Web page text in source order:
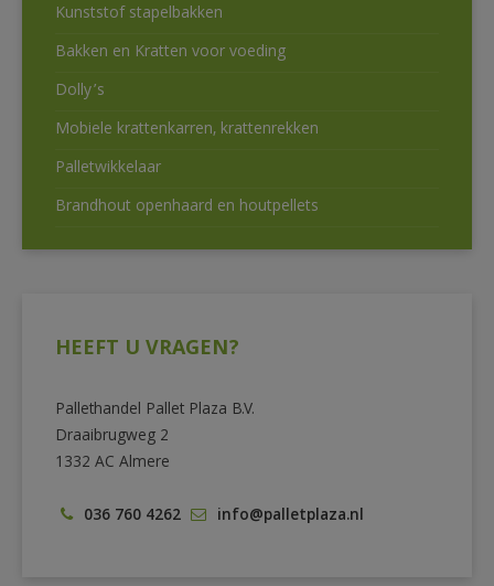
Kunststof stapelbakken
Bakken en Kratten voor voeding
Dolly’s
Mobiele krattenkarren, krattenrekken
Palletwikkelaar
Brandhout openhaard en houtpellets
HEEFT U VRAGEN?
Pallethandel Pallet Plaza B.V.
Draaibrugweg 2
1332 AC Almere
036 760 4262 info@palletplaza.nl